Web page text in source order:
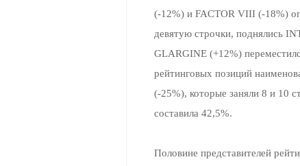
(-12%) и FACTOR VIII (-18%)
девятую строчки, поднялись
GLARGINE (+12%)
рейтинговых позиций
(-25%), которые заняли 8 и 10
составила 42,5%.
Половине представителей